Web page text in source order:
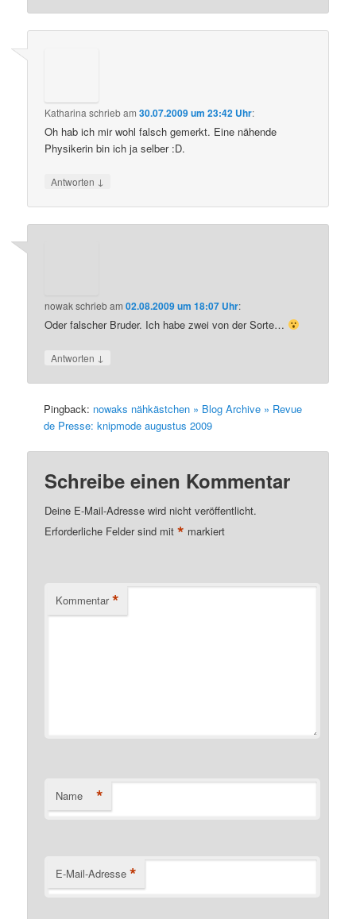
Katharina schriebam30.07.2009 um 23:42 Uhr:
Oh hab ich mir wohl falsch gemerkt. Eine nähende
Physikerin bin ich ja selber :D.
Antworten ↓
nowakschriebam02.08.2009 um 18:07 Uhr:
Oder falscher Bruder. Ich habe zwei von der Sorte…
Antworten ↓
Pingback: nowaks nähkästchen » Blog Archive » Revue
de Presse: knipmode augustus 2009
Schreibe einen Kommentar
Deine E-Mail-Adresse wird nicht veröffentlicht.
Erforderliche Felder sind mit* markiert
Kommentar *
Name *
E-Mail-Adresse *